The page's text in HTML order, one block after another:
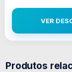
VER
Produtos